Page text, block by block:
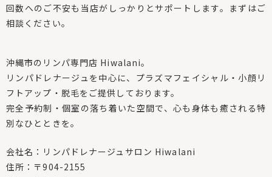
回数へのご不安も当店がしっかりとサポートします。まずはご
相談ください。
沖縄市のリンパ専門店 Hiwalani。
リンパドレナージュを中心に、プラズマフェイシャル・小顔リ
フトアップ・脱毛をご提供しております。
完全予約制・個室の落ち着いた空間で、心も身体も癒される特
別なひとときを。
会社名：リンパドレナージュサロン Hiwalani
住所：〒904-2155